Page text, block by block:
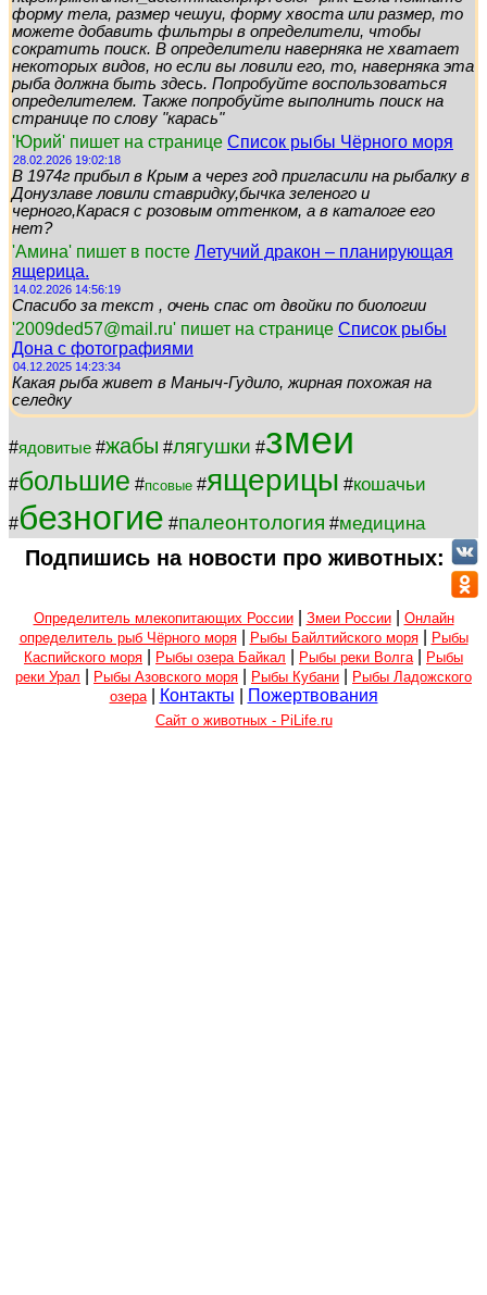
форму тела, размер чешуи, форму хвоста или размер, то
можете добавить фильтры в определители, чтобы
сократить поиск. В определители наверняка не хватает
некоторых видов, но если вы ловили его, то, наверняка эта
рыба должна быть здесь. Попробуйте воспользоваться
определителем. Также попробуйте выполнить поиск на
странице по слову "карась"
'Юрий' пишет на странице Список рыбы Чёрного моря
28.02.2026 19:02:18
В 1974г прибыл в Крым а через год пригласили на рыбалку в
Донузлаве ловили ставридку,бычка зеленого и
черного,Карася с розовым оттенком, а в каталоге его
нет?
'Амина' пишет в посте Летучий дракон – планирующая
ящерица.
14.02.2026 14:56:19
Спасибо за текст , очень спас от двойки по биологии
'2009ded57@mail.ru' пишет на странице Список рыбы
Дона с фотографиями
04.12.2025 14:23:34
Какая рыба живет в Маныч-Гудило, жирная похожая на
селедку
#ядовитые #жабы #лягушки #змеи
#большие #псовые #ящерицы #кошачьи
#безногие #палеонтология #медицина
Подпишись на новости про животных:
Определитель млекопитающих России| Змеи России| Онлайн
определитель рыб Чёрного моря| Рыбы Байлтийского моря|
Рыбы
Каспийского моря
Рыбы озера Байкал Рыбы реки Волга
Рыбы
реки Урал
Рыбы Азовского моря Рыбы Кубани
Рыбы Ладожского
озера| Контакты Пожертвования
Сайт о животных - PiLife.ru